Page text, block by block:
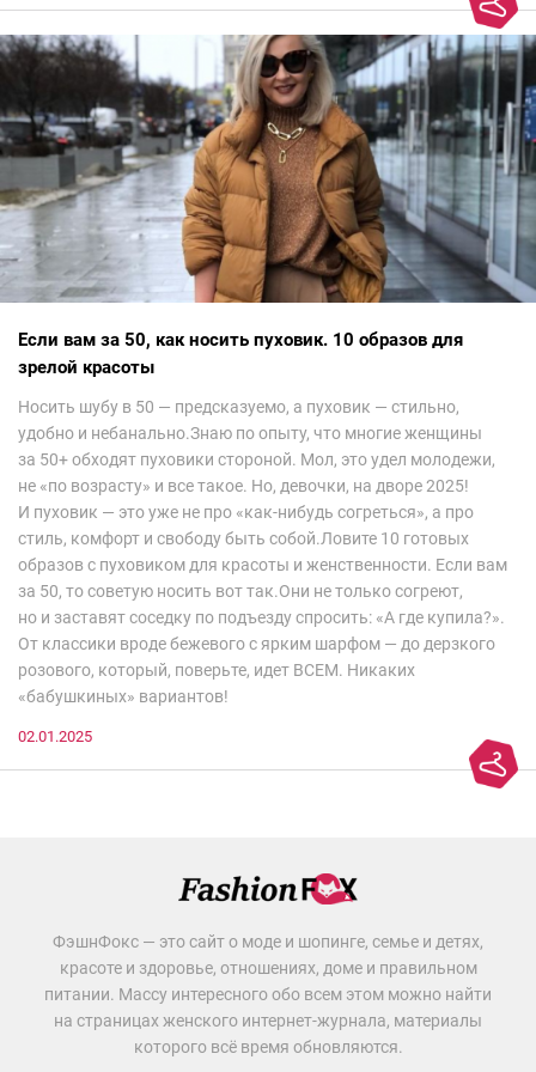
невероятно красиво.Все стереотипы, какие были у меня насчет
арабских дизайнеров, рассеялись как дым. А столько красоты
сегодня сложно увидеть на других известных неделях
мод.Самое интересное сейчас покажу ?
Если вам за 50, как носить пуховик. 10 образов для
зрелой красоты
Носить шубу в 50 — предсказуемо, а пуховик — стильно,
удобно и небанально.Знаю по опыту, что многие женщины
за 50+ обходят пуховики стороной. Мол, это удел молодежи,
не «по возрасту» и все такое. Но, девочки, на дворе 2025!
И пуховик — это уже не про «как-нибудь согреться», а про
стиль, комфорт и свободу быть собой.Ловите 10 готовых
образов с пуховиком для красоты и женственности. Если вам
за 50, то советую носить вот так.Они не только согреют,
но и заставят соседку по подъезду спросить: «А где купила?».
От классики вроде бежевого с ярким шарфом — до дерзкого
розового, который, поверьте, идет ВСЕМ. Никаких
«бабушкиных» вариантов!
02.01.2025
ФэшнФокс — это сайт о моде и шопинге, семье и детях,
красоте и здоровье, отношениях, доме и правильном
питании. Массу интересного обо всем этом можно найти
на страницах женского интернет-журнала, материалы
которого всё время обновляются.